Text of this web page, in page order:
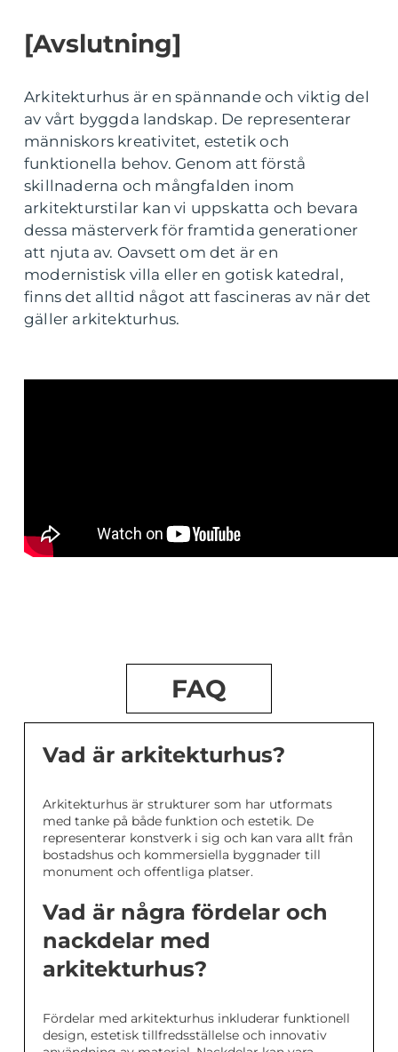
[Avslutning]
Arkitekturhus är en spännande och viktig del
av vårt byggda landskap. De representerar
människors kreativitet, estetik och
funktionella behov. Genom att förstå
skillnaderna och mångfalden inom
arkitekturstilar kan vi uppskatta och bevara
dessa mästerverk för framtida generationer
att njuta av. Oavsett om det är en
modernistisk villa eller en gotisk katedral,
finns det alltid något att fascineras av när det
gäller arkitekturhus.
FAQ
Vad är arkitekturhus?
Arkitekturhus är strukturer som har utformats
med tanke på både funktion och estetik. De
representerar konstverk i sig och kan vara allt från
bostadshus och kommersiella byggnader till
monument och offentliga platser.
Vad är några fördelar och
nackdelar med
arkitekturhus?
Fördelar med arkitekturhus inkluderar funktionell
design, estetisk tillfredsställelse och innovativ